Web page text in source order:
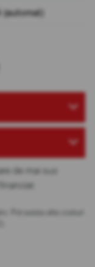
(automat)
de mai sus
Pot exista alte costuri